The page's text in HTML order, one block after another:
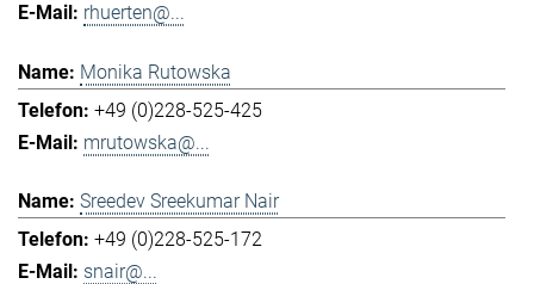
rhuerten@...
Monika Rutowska
+49 (0)228-525-425
mrutowska@...
Sreedev Sreekumar Nair
+49 (0)228-525-172
snair@...